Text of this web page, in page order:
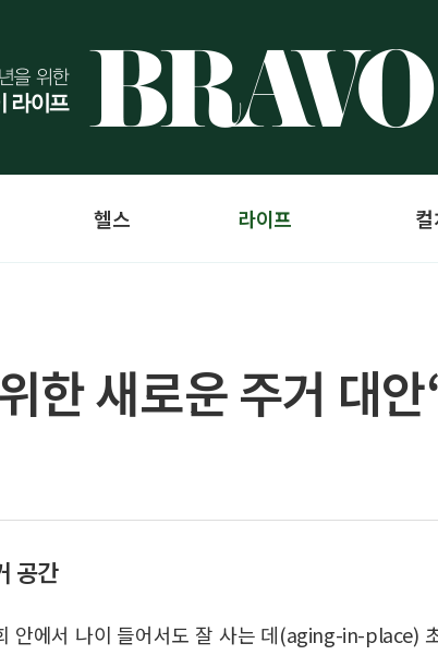
헬스 라이프
한 새로운 주거 대
공간
에서 나이 들어서도 잘 사는 데(aging-in-place)